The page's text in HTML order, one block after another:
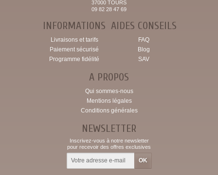
37000 TOURS
09 82 28 47 69
INFORMATIONS
Livraisons et tarifs
Paiement sécurisé
Programme fidélité
AIDES CONSEILS
FAQ
Blog
SAV
A PROPOS
Qui sommes-nous
Mentions légales
Conditions générales
NEWSLETTER
Inscrivez-vous à notre newsletter
pour recevoir des offres exclusives